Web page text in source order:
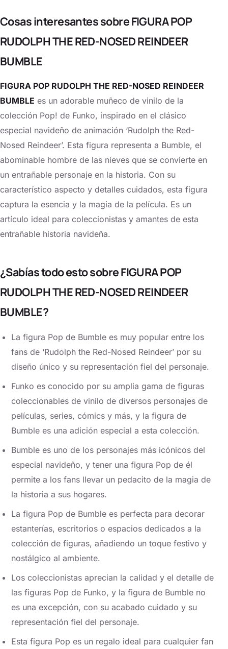
Cosas interesantes sobre FIGURA POP
RUDOLPH THE RED-NOSED REINDEER
BUMBLE
FIGURA POP RUDOLPH THE RED-NOSED REINDEER
BUMBLE es un adorable muñeco de vinilo de la
colección Pop! de Funko, inspirado en el clásico
especial navideño de animación ‘Rudolph the Red-
Nosed Reindeer’. Esta figura representa a Bumble, el
abominable hombre de las nieves que se convierte en
un entrañable personaje en la historia. Con su
característico aspecto y detalles cuidados, esta figura
captura la esencia y la magia de la película. Es un
artículo ideal para coleccionistas y amantes de esta
entrañable historia navideña.
¿Sabías todo esto sobre FIGURA POP
RUDOLPH THE RED-NOSED REINDEER
BUMBLE?
La figura Pop de Bumble es muy popular entre los
fans de ‘Rudolph the Red-Nosed Reindeer’ por su
diseño único y su representación fiel del personaje.
Funko es conocido por su amplia gama de figuras
coleccionables de vinilo de diversos personajes de
películas, series, cómics y más, y la figura de
Bumble es una adición especial a esta colección.
Bumble es uno de los personajes más icónicos del
especial navideño, y tener una figura Pop de él
permite a los fans llevar un pedacito de la magia de
la historia a sus hogares.
La figura Pop de Bumble es perfecta para decorar
estanterías, escritorios o espacios dedicados a la
colección de figuras, añadiendo un toque festivo y
nostálgico al ambiente.
Los coleccionistas aprecian la calidad y el detalle de
las figuras Pop de Funko, y la figura de Bumble no
es una excepción, con su acabado cuidado y su
representación fiel del personaje.
Esta figura Pop es un regalo ideal para cualquier fan